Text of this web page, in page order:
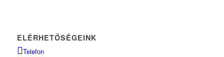
ELÉRHETŐSÉGEINK
Telefon